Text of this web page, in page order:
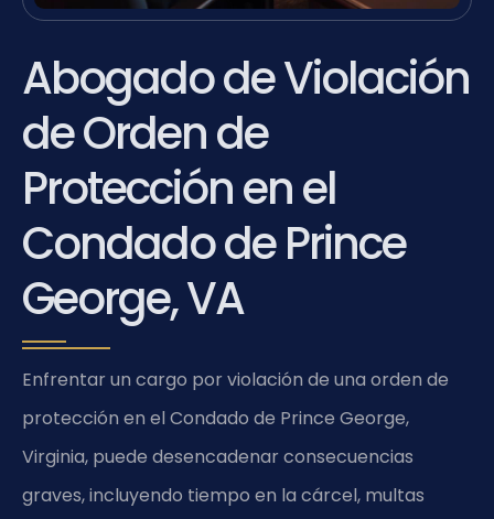
Abogado de Violación
de Orden de
Protección en el
Condado de Prince
George, VA
Enfrentar un cargo por violación de una orden de
protección en el Condado de Prince George,
Virginia, puede desencadenar consecuencias
graves, incluyendo tiempo en la cárcel, multas